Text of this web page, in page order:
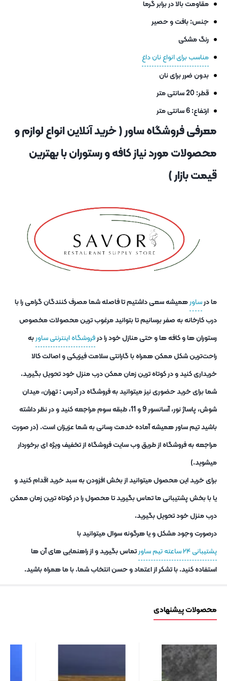
مقاومت بالا در برابر گرما
جنس: بافت و حصیر
رنگ مشکی
مناسب برای انواع نان داغ
بدون ضرر برای نان
قطر: 20 سانتی متر
ارتفاع: 6 سانتی متر
معرفی فروشگاه ساور ( خرید آنلاین انواع لوازم و
محصولات مورد نیاز کافه و رستوران با بهترین
قیمت بازار )
ما درساورهمیشه سعی داشتیم تا فاصله شما مصرف کنندگان گرامی را با
درب کارخانه به صفر برسانیم تا بتوانید مرغوب ترین محصولات مخصوص
رستوران ها و کافه ها و حتی منازل خود را درفروشگاه اینترنتی ساوربه
راحت‌ترین شکل ممکن همراه با گارانتی سلامت فیزیکی و اصالت کالا
خریداری کنید و در کوتاه ترین زمان ممکن درب منزل خود تحویل بگیرید.
شما برای خرید حضوری نیز میتوانید به فروشگاه در آدرس : تهران، میدان
شوش، پاساژ نور، آسانسور 9 و 11، طبقه سوم مراجعه کنید و در نظر داشته
باشید تیم ساور همیشه آماده خدمت رسانی به شما عزیزان است. (در صورت
مراجعه به فروشگاه از طریق وب سایت فروشگاه از تخفیف ویژه ای برخوردار
میشوید.)
برای خرید این محصول میتوانید از بخش افزودن به سبد خرید اقدام کنید و
یا با بخش پشتیبانی ما تماس بگیرید تا محصول را در کوتاه ترین زمان ممکن
درب منزل خود تحویل بگیرید.
درصورت وجود مشکل و یا هرگونه سوال میتوانید با
پشتیبانی ۲۴ ساعته تیم ساور
تماس بگیرید و از راهنمایی های آن ها
استفاده کنید. با تشکر از اعتماد و حسن انتخاب شما. با ما همراه باشید.
محصولات پیشنهادی